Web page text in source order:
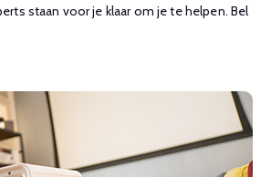
staan voor je klaar om je te helpen. Bel